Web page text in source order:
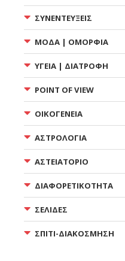
ΣΥΝΕΝΤΕΥΞΕΙΣ
ΜΟΔΑ | ΟΜΟΡΦΙΑ
ΥΓΕΙΑ | ΔΙΑΤΡΟΦΗ
POINT OF VIEW
ΟΙΚΟΓΕΝΕΙΑ
ΑΣΤΡΟΛΟΓΙΑ
ΑΣΤΕΙΑΤΟΡΙΟ
ΔΙΑΦΟΡΕΤΙΚΟΤΗΤΑ
ΣΕΛΙΔΕΣ
ΣΠΙΤΙ-ΔΙΑΚΟΣΜΗΣΗ